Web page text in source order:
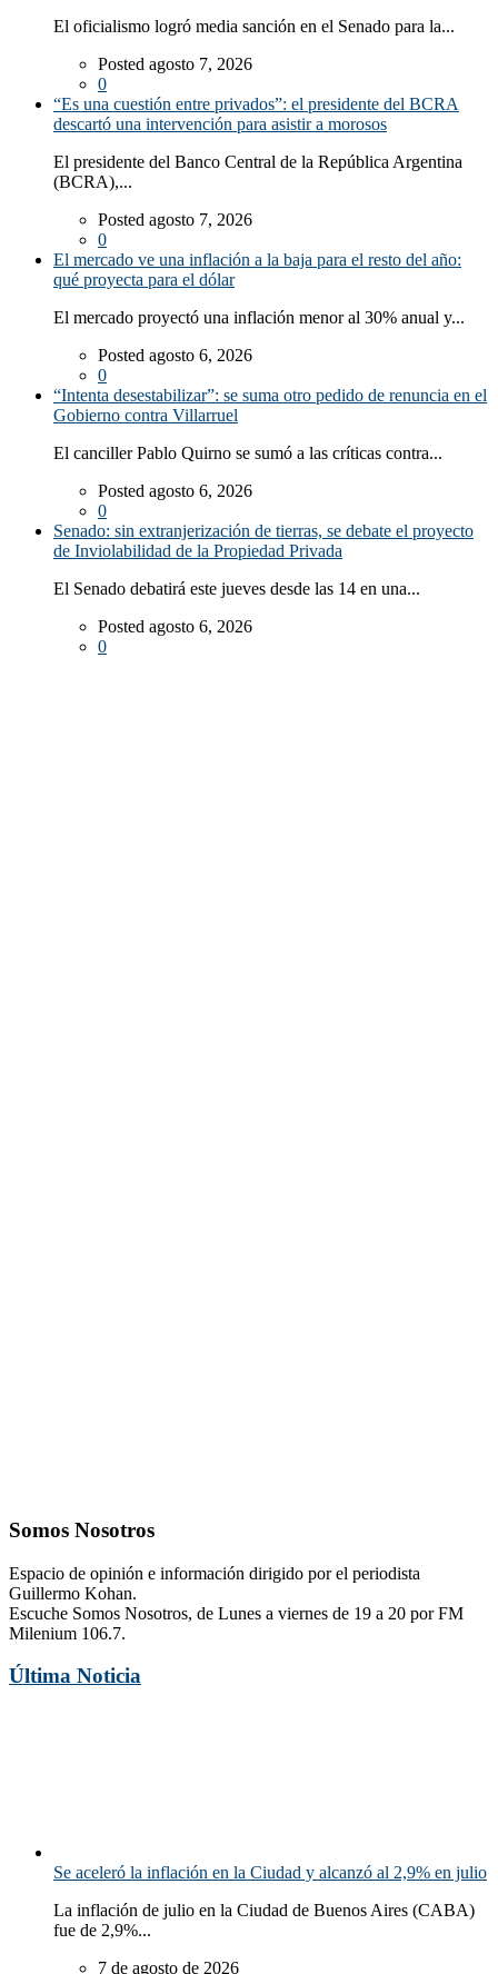
El oficialismo logró media sanción en el Senado para la...
Posted agosto 7, 2026
0
“Es una cuestión entre privados”: el presidente del BCRA
descartó una intervención para asistir a morosos
El presidente del Banco Central de la República Argentina
(BCRA),...
Posted agosto 7, 2026
0
El mercado ve una inflación a la baja para el resto del año:
qué proyecta para el dólar
El mercado proyectó una inflación menor al 30% anual y...
Posted agosto 6, 2026
0
“Intenta desestabilizar”: se suma otro pedido de renuncia en el
Gobierno contra Villarruel
El canciller Pablo Quirno se sumó a las críticas contra...
Posted agosto 6, 2026
0
Senado: sin extranjerización de tierras, se debate el proyecto
de Inviolabilidad de la Propiedad Privada
El Senado debatirá este jueves desde las 14 en una...
Posted agosto 6, 2026
0
Somos Nosotros
Espacio de opinión e información dirigido por el periodista
Guillermo Kohan.
Escuche Somos Nosotros, de Lunes a viernes de 19 a 20 por FM
Milenium 106.7.
Última Noticia
Se aceleró la inflación en la Ciudad y alcanzó al 2,9% en julio
La inflación de julio en la Ciudad de Buenos Aires (CABA)
fue de 2,9%...
7 de agosto de 2026